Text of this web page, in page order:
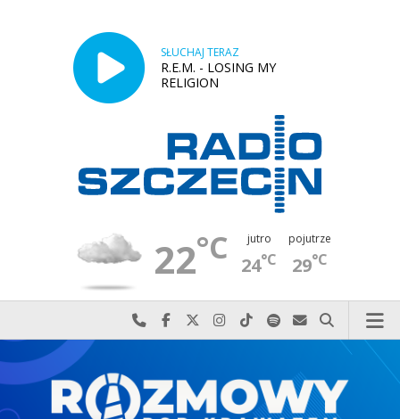
SŁUCHAJ TERAZ
R.E.M. - LOSING MY
RELIGION
22°C jutro
24°C
pojutrze
29°C
Najlepiej po prostu do nas zadzwoń
Odwiedź nas na Facebook-u
Odwiedź nas na X
Odwiedź nas na Instagram-ie
Odwiedź nas na TikTok-u
Szukaj nas na Spotify
Wyślij do nas
Szukaj